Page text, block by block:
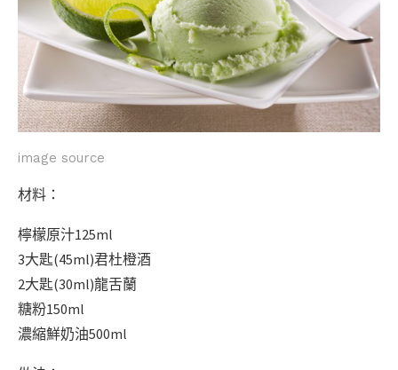
image source
材料：
檸檬原汁125ml
3大匙(45ml)君杜橙酒
2大匙(30ml)龍舌蘭
糖粉150ml
濃縮鮮奶油500ml